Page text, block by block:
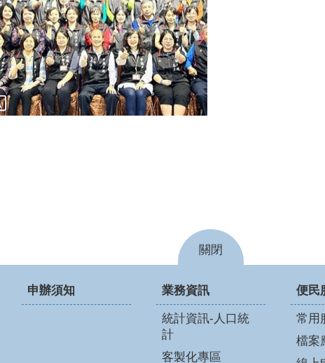
關閉
申辦須知 業務資訊
統計資訊-人口統
計
客製化專區
便民
常用
檔案